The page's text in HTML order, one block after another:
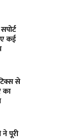
कई
से
का
पूरी